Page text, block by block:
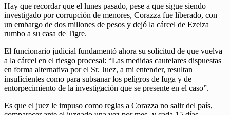
Hay que recordar que el lunes pasado, pese a que sigue siendo
investigado por corrupción de menores, Corazza fue liberado, con
un embargo de dos millones de pesos y dejó la cárcel de Ezeiza
rumbo a su casa de Tigre.
El funcionario judicial fundamentó ahora su solicitud de que vuelva
a la cárcel en el riesgo procesal: “Las medidas cautelares dispuestas
en forma alternativa por el Sr. Juez, a mi entender, resultan
insuficientes como para subsanar los peligros de fuga y de
entorpecimiento de la investigación que se presente en el caso”.
Es que el juez le impuso como reglas a Corazza no salir del país,